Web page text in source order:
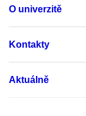
O univerzitě
Kontakty
Aktuálně